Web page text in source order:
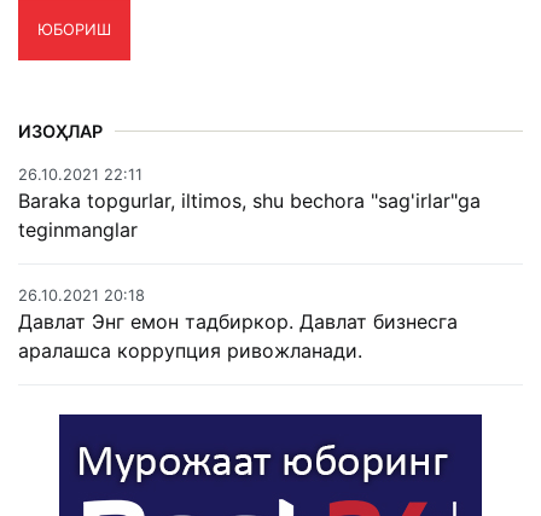
ЮБОРИШ
ИЗОҲЛАР
26.10.2021 22:11
Baraka topgurlar, iltimos, shu bechora "sag'irlar"ga
teginmanglar
26.10.2021 20:18
Давлат Энг емон тадбиркор. Давлат бизнесга
аралашса коррупция ривожланади.